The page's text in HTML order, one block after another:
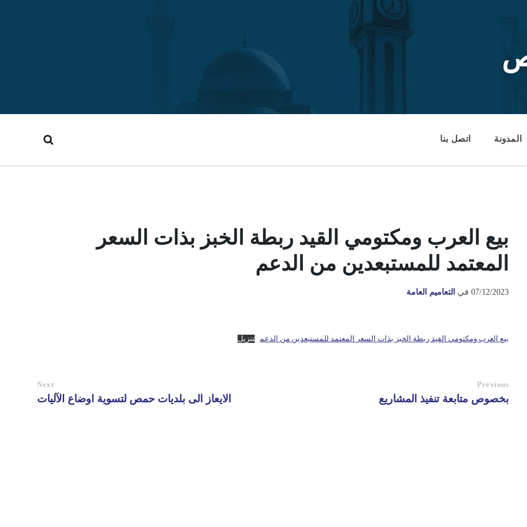
المدونة اتصل بنا
بيع العرب ومكتومي القيد ربطة الخبز بذات السعر
المعتمد للمستبعدين من الدعم
07/12/2023 في التعاميم العامة
بيع العرب ومكتومي القيد ربطة الخبز بذات السعر المعتمد للمستبعدين من الدعم تنزيل
Previous
بخصوص متابعة تنفيذ المشاريع
Next
الايعاز الى بلديات حمص لتسوية اوضاع الآليات